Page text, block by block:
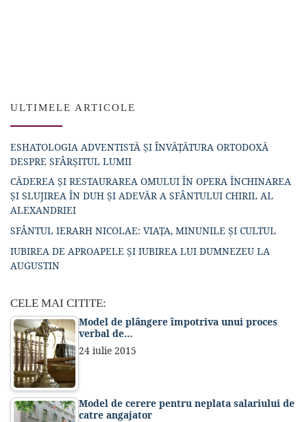
ULTIMELE ARTICOLE
ESHATOLOGIA ADVENTISTĂ ȘI ÎNVĂȚĂTURA ORTODOXĂ
DESPRE SFÂRȘITUL LUMII
CĂDEREA ȘI RESTAURAREA OMULUI ÎN OPERA ÎNCHINAREA
ȘI SLUJIREA ÎN DUH ȘI ADEVĂR A SFÂNTULUI CHIRIL AL
ALEXANDRIEI
SFÂNTUL IERARH NICOLAE: VIAȚA, MINUNILE ȘI CULTUL
IUBIREA DE APROAPELE ȘI IUBIREA LUI DUMNEZEU LA
AUGUSTIN
CELE MAI CITITE:
Model de plângere împotriva unui proces
verbal de…
24 iulie 2015
Model de cerere pentru neplata salariului de
catre angajator